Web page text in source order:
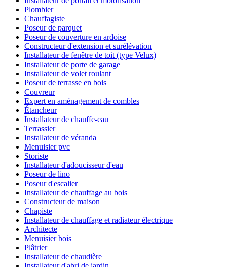
Plombier
Chauffagiste
Poseur de parquet
Poseur de couverture en ardoise
Constructeur d'extension et surélévation
Installateur de fenêtre de toit (type Velux)
Installateur de porte de garage
Installateur de volet roulant
Poseur de terrasse en bois
Couvreur
Expert en aménagement de combles
Étancheur
Installateur de chauffe-eau
Terrassier
Installateur de véranda
Menuisier pvc
Storiste
Installateur d'adoucisseur d'eau
Poseur de lino
Poseur d'escalier
Installateur de chauffage au bois
Constructeur de maison
Chapiste
Installateur de chauffage et radiateur électrique
Architecte
Menuisier bois
Plâtrier
Installateur de chaudière